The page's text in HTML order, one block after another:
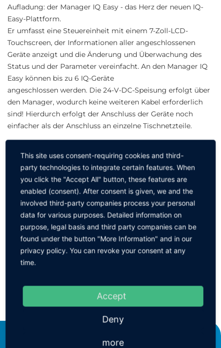
Aufladung: der Manager IQ Easy - das Herz der neuen IQ-
Easy-Plattform.
Er umfasst eine Steuereinheit mit einem 7-Zoll-LCD-
Touchscreen, der Informationen aller angeschlossenen
Geräte anzeigt und die Änderung und Überwachung des
Status und der Parameter vereinfacht. An den Manager IQ
Easy können bis zu 6 IQ-Geräte
angeschlossen werden. Die 24-V-DC-Speisung erfolgt über
den Manager, wodurch keine weiteren Kabel erforderlich
sind! Hierdurch erfolgt der Anschluss der Geräte noch
einfacher als der Anschluss an einzelne Tischnetzteile.
individuell an Ihre Prozesse und Anlagen angepasst
werden.
Bitte wählen Sie durch Anklicken den gewünschten Artikel
aus ↓
Ausführung
IQ Manager
ZURÜCK ZUR GRUPPE
This site uses consent-requiring cookies and third-
party technologies to integrate certain features. When
you click the "Accept All" button, these features are
enabled (consent). After consent is given, we and the
involved third-party companies process your personal
data for various purposes. Detailed information on
purpose, legal basis and third party companies can be
found under the button "More Information" and in our
privacy policy. You can revoke your consent at any
time.
Accept
Deny
more